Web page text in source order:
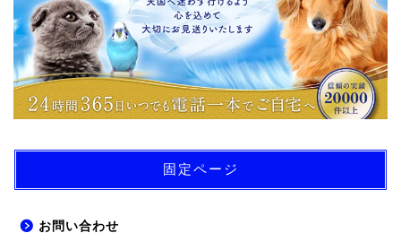
固定ページ
お問い合わせ